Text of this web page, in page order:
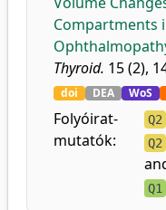
Compartments
Thyroid. 15 (2),
doi DEA WoS
Folyóirat-
mutatók:
Q2
Q2
Q1